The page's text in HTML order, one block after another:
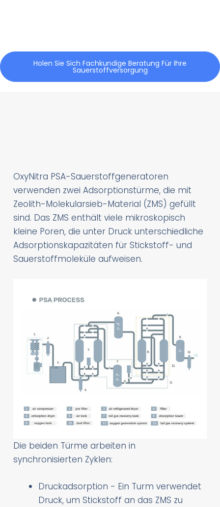
Holen Sie Sich Fachkundige Beratung Für Ihre
Sauerstoffversorgung
OxyNitra PSA-Sauerstoffgeneratoren
verwenden zwei Adsorptionstürme, die mit
Zeolith-Molekularsieb-Material (ZMS) gefüllt
sind. Das ZMS enthält viele mikroskopisch
kleine Poren, die unter Druck unterschiedliche
Adsorptionskapazitäten für Stickstoff- und
Sauerstoffmoleküle aufweisen.
Die beiden Türme arbeiten in
synchronisierten Zyklen:
Druckadsorption - Ein Turm verwendet
Druck, um Stickstoff an das ZMS zu